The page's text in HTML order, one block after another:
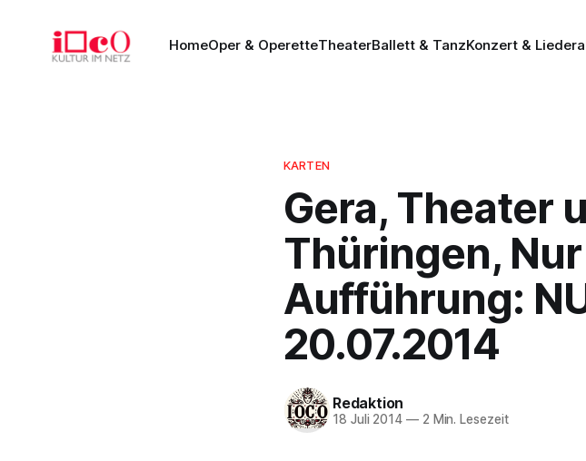
HomeOper & OperetteTheaterBallett & TanzKonzert &
KARTEN
Gera, Theater
Thüringen,
Aufführung:
20.07.2014
Redaktion
18 Juli 2014 —2 Min. Lesezeit